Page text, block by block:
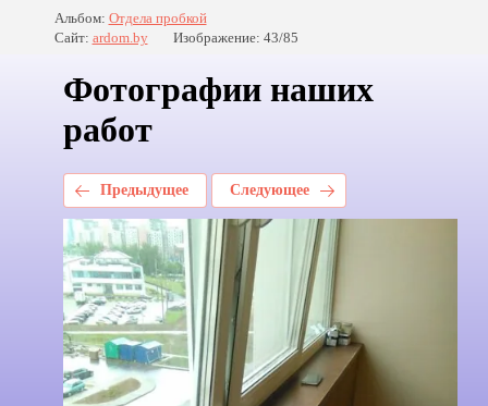
Альбом: Отдела пробкой
Сайт: ardom.by Изображение: 43/85
Фотографии наших
работ
Предыдущее Следующее